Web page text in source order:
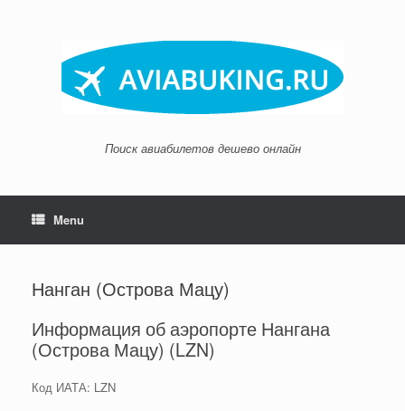
Поиск авиабилетов дешево онлайн
Menu
Нанган (Острова Мацу)
Информация об аэропорте Нангана
(Острова Мацу) (LZN)
Код ИАТА: LZN